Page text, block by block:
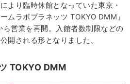
より臨時休館となっていた東京・
ムラボプラネッツ TOKYO DMM」
営業を再開。入館者数制限などの
開される形となりました。
TOKYO DMM